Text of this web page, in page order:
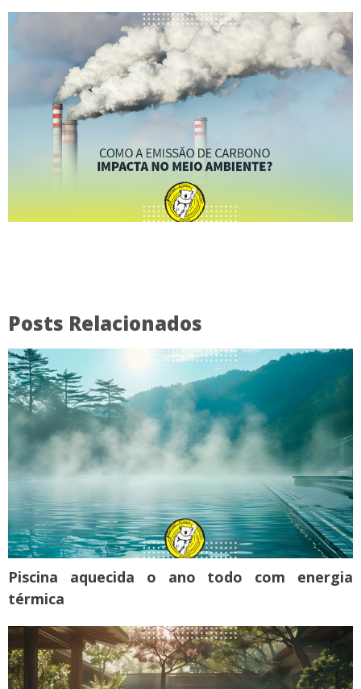
Posts Relacionados
Piscina aquecida o ano todo com energia
térmica